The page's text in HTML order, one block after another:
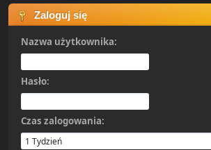
Zaloguj się
Nazwa użytkownika:
Hasło:
Czas zalogowania: